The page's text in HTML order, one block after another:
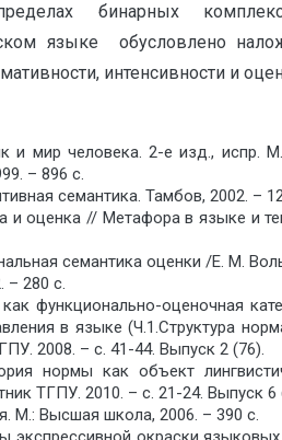
бинарных
языке обусловлено
интенсивности и
и мир человека. 2-е изд., испр.
– 896 с.
семантика. Тамбов, 2002. –
и оценка // Метафора в языке и
семантика оценки /Е. М.
– 280 c.
функционально-оценочная
в языке (Ч.1.Структура
2008. – с. 41-44. Выпуск 2 (76).
нормы как объект
ТГПУ. 2010. – с. 21-24. Выпуск 6
М.: Высшая школа, 2006. – 390 с.